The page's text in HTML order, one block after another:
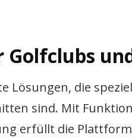
Lösungen, die
sind. Mit
erfüllt die